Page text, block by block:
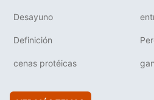
Desayuno
Definición
cenas protéicas